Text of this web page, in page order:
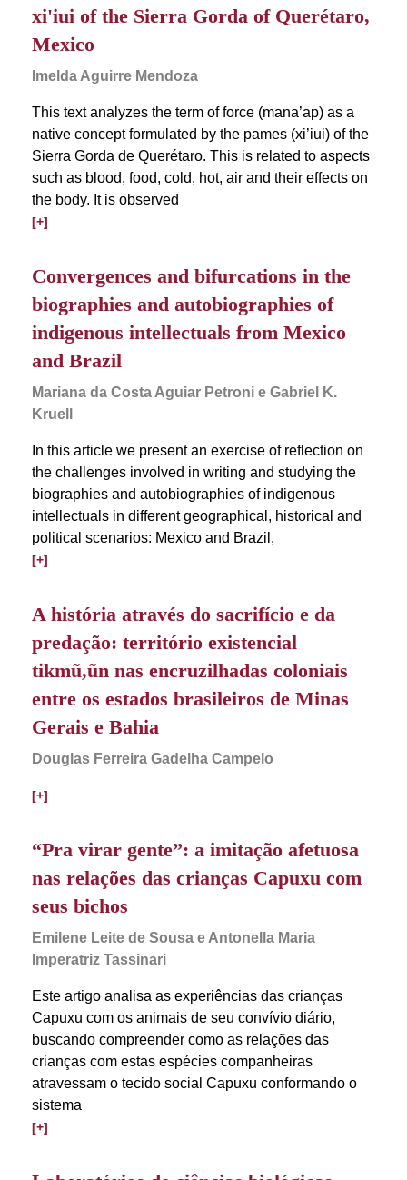
xi'iui of the Sierra Gorda of Querétaro,
Mexico
Imelda Aguirre Mendoza
This text analyzes the term of force (mana’ap) as a
native concept formulated by the pames (xi’iui) of the
Sierra Gorda de Querétaro. This is related to aspects
such as blood, food, cold, hot, air and their effects on
the body. It is observed
[+]
Convergences and bifurcations in the
biographies and autobiographies of
indigenous intellectuals from Mexico
and Brazil
Mariana da Costa Aguiar Petroni e Gabriel K.
Kruell
In this article we present an exercise of reflection on
the challenges involved in writing and studying the
biographies and autobiographies of indigenous
intellectuals in different geographical, historical and
political scenarios: Mexico and Brazil,
[+]
A história através do sacrifício e da
predação: território existencial
tikmũ,ũn nas encruzilhadas coloniais
entre os estados brasileiros de Minas
Gerais e Bahia
Douglas Ferreira Gadelha Campelo
[+]
“Pra virar gente”: a imitação afetuosa
nas relações das crianças Capuxu com
seus bichos
Emilene Leite de Sousa e Antonella Maria
Imperatriz Tassinari
Este artigo analisa as experiências das crianças
Capuxu com os animais de seu convívio diário,
buscando compreender como as relações das
crianças com estas espécies companheiras
atravessam o tecido social Capuxu conformando o
sistema
[+]